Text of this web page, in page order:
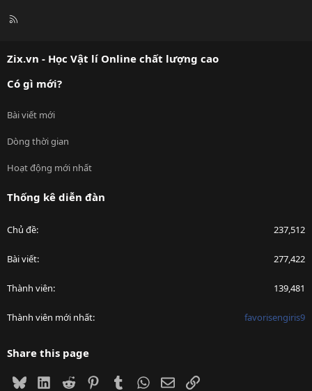
R
Zix.vn - Học Vật lí Online chất lượng cao
Có gì mới?
Bài viết mới
Dòng thời gian
Hoạt động mới nhất
Thống kê diễn đàn
Chủ đề 237,512
Bài viết 277,422
Thành viên 139,481
Thành viên mới nhất favorisengiris9
Share this page
BlueskyLinkedIn
Reddit PinterestTumblrWhatsApp
EmailLink